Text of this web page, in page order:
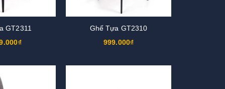
GT2311
Ghế Tựa GT2310
999.000₫